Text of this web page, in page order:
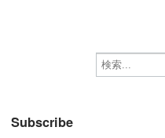
Subscribe